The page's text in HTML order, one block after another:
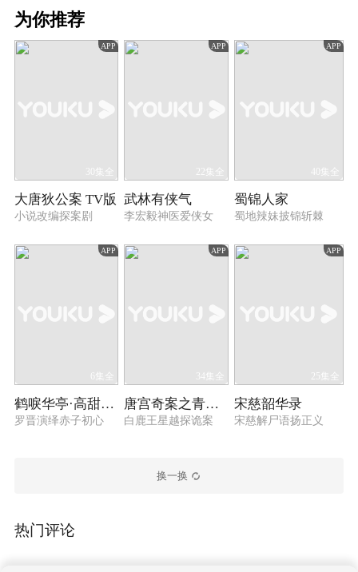
为你推荐
APP
30集全
大唐狄公案 TV版
小说改编探案剧
APP
22集全
武林有侠气
李宏毅神医爱侠女
APP
40集全
蜀锦人家
蜀地辣妹披锦斩棘
APP
6集全
鹤唳华亭·高甜番外
罗晋演绎赤子初心
APP
34集全
唐宫奇案之青雾风鸣
白鹿王星越探诡案
APP
25集全
宋慈韶华录
宋慈解尸语扬正义
换一换
热门评论